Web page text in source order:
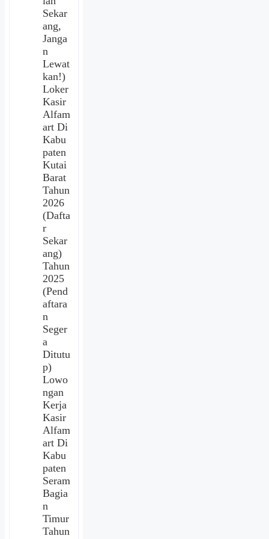
Sekar
ang,
Janga
n
Lewat
kan!)
Loker
Kasir
Alfam
art Di
Kabu
paten
Kutai
Barat
Tahun
2026
(Dafta
r
Sekar
ang)
Tahun
2025
(Pend
aftara
n
Seger
a
Ditutu
p)
Lowo
ngan
Kerja
Kasir
Alfam
art Di
Kabu
paten
Seram
Bagia
n
Timur
Tahun